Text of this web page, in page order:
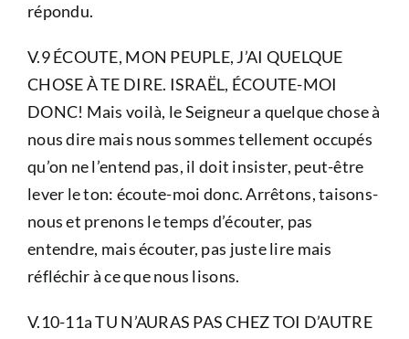
répondu.
V.9 ÉCOUTE, MON PEUPLE, J’AI QUELQUE
CHOSE À TE DIRE. ISRAËL, ÉCOUTE-MOI
DONC! Mais voilà, le Seigneur a quelque chose à
nous dire mais nous sommes tellement occupés
qu’on ne l’entend pas, il doit insister, peut-être
lever le ton: écoute-moi donc. Arrêtons, taisons-
nous et prenons le temps d’écouter, pas
entendre, mais écouter, pas juste lire mais
réfléchir à ce que nous lisons.
V.10-11a TU N’AURAS PAS CHEZ TOI D’AUTRE